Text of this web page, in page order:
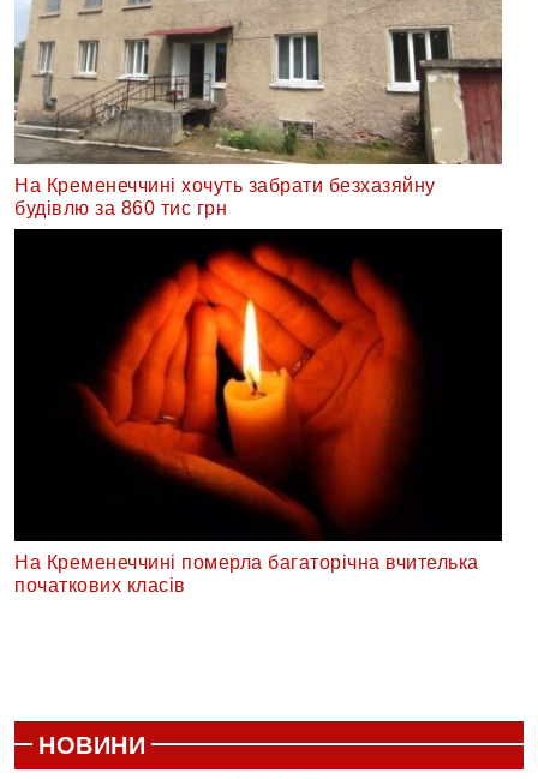
На Кременеччині хочуть забрати безхазяйну
будівлю за 860 тис грн
На Кременеччині померла багаторічна вчителька
початкових класів
НОВИНИ